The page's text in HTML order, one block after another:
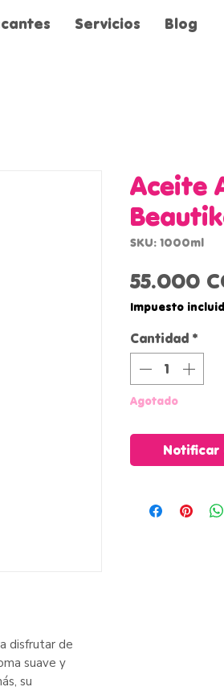
Servicios Blog
disfrutar de
suave y
su
Aceite
SKU: 1000ml
55.000
Impuesto
Cantidad *
Agotado
Notificar